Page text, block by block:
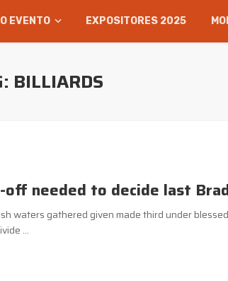
O EVENTO EXPOSITORES 2025
BILLIARDS
off needed to decide last
waters gathered given made third under
...